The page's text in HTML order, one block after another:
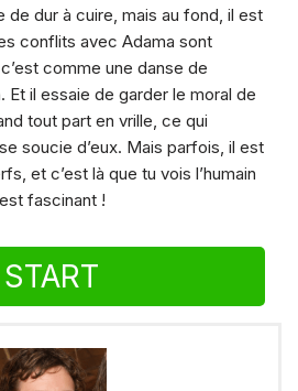
dur à cuire, mais au fond, il est
conflits avec Adama sont
comme une danse de
il essaie de garder le moral de
tout part en vrille, ce qui
soucie d’eux. Mais parfois, il est
et c’est là que tu vois l’humain
fascinant !
START